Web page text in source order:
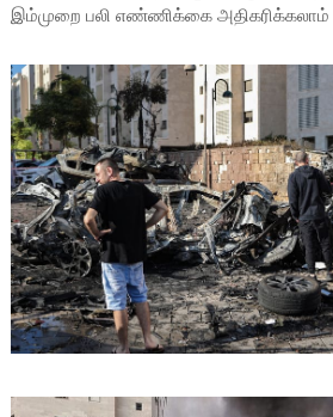
இம்முறை பலி எண்ணிக்கை அதிகரிக்கலாம்